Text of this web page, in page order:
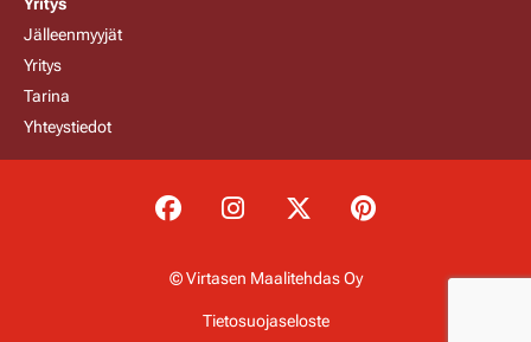
Jälleenmyyjät
Yritys
Tarina
Yhteystiedot
© Virtasen Maalitehdas Oy
Tietosuojaseloste